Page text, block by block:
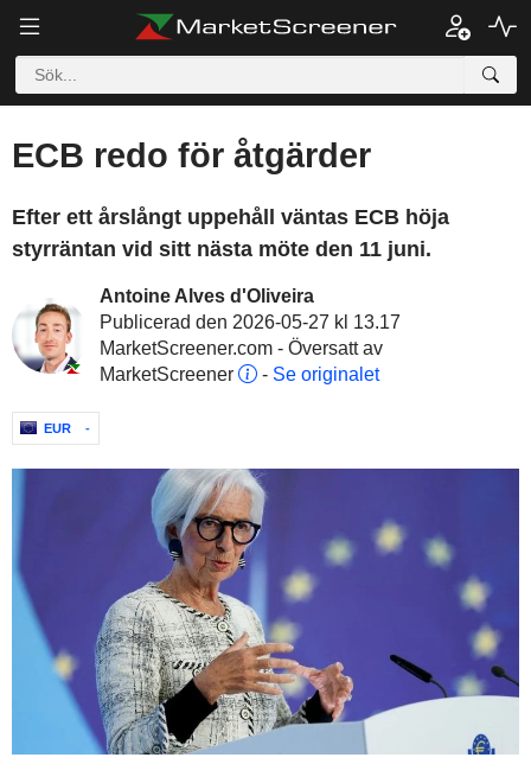
ECB redo för åtgärder
Efter ett årslångt uppehåll väntas ECB höja
styrräntan vid sitt nästa möte den 11 juni.
Antoine Alves d'Oliveira
Publicerad den 2026-05-27 kl 13.17
MarketScreener.com - Översatt av
MarketScreener
- Se originalet
EUR -